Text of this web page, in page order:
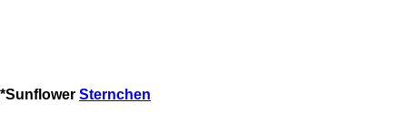
*Sunflower Sternchen